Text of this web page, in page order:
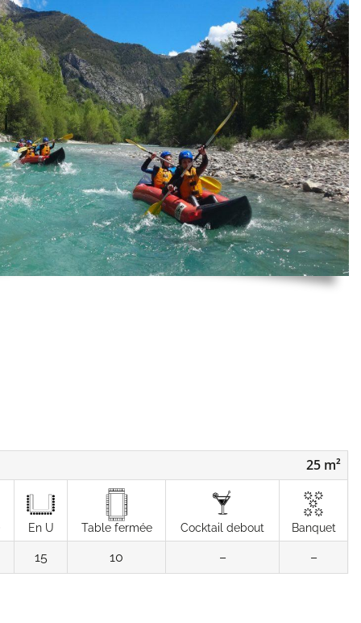
25 m²
En U Table fermée Cocktail debout Banquet
15 10 – –